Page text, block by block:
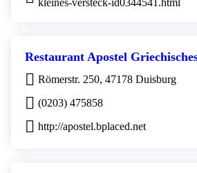
kleines-versteck-id0344541.html
Restaurant Apostel
Römerstr. 250, 47178 Duisburg
(0203) 475858
http://apostel.bplaced.net